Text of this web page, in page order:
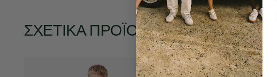
ΣΧΕΤΙΚΆ ΠΡΟΪΌΝΤΑ